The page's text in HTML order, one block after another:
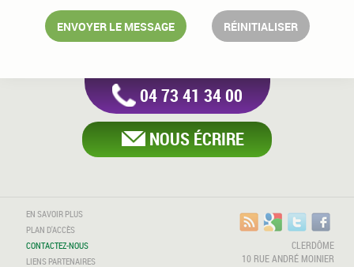
ENVOYER LE MESSAGE RÉINITIALISER
04 73 41 34 00
NOUS ÉCRIRE
EN SAVOIR PLUS
PLAN D'ACCÈS
CONTACTEZ-NOUS
LIENS PARTENAIRES
CLERDÔME
10 RUE ANDRÉ MOINIER